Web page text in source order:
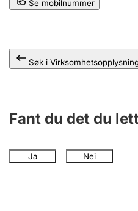
Se mobilnummer
Søk i
Fant du det du
Ja Nei